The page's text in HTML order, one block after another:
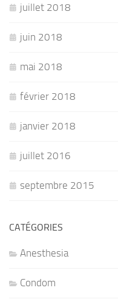
juillet 2018
juin 2018
mai 2018
février 2018
janvier 2018
juillet 2016
septembre 2015
CATÉGORIES
Anesthesia
Condom